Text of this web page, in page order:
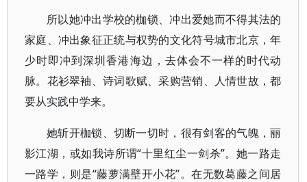
所以她冲出学校的枷锁、冲出爱她而不得其法的
家庭、冲出象征正统与权势的文化符号城市北京，年
少时即冲到深圳香港海边，去体会不一样的时代动
脉。花衫翠袖、诗词歌赋、采购营销、人情世故，都
要从实践中学来。
她斩开枷锁、切断一切时，很有剑客的气魄，丽
影江湖，或如我诗所谓“十里红尘一剑杀”。她一路走
一路学，则是“藤萝满壁开小花”。在无数葛藤之间居